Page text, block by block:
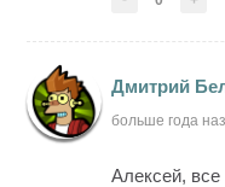
Дмитрий
больше года
Алексей,